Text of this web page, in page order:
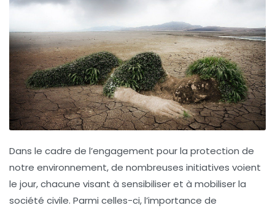
Dans le cadre de l’engagement pour la protection de
notre environnement, de nombreuses initiatives voient
le jour, chacune visant à sensibiliser et à mobiliser la
société civile. Parmi celles-ci, l’importance de